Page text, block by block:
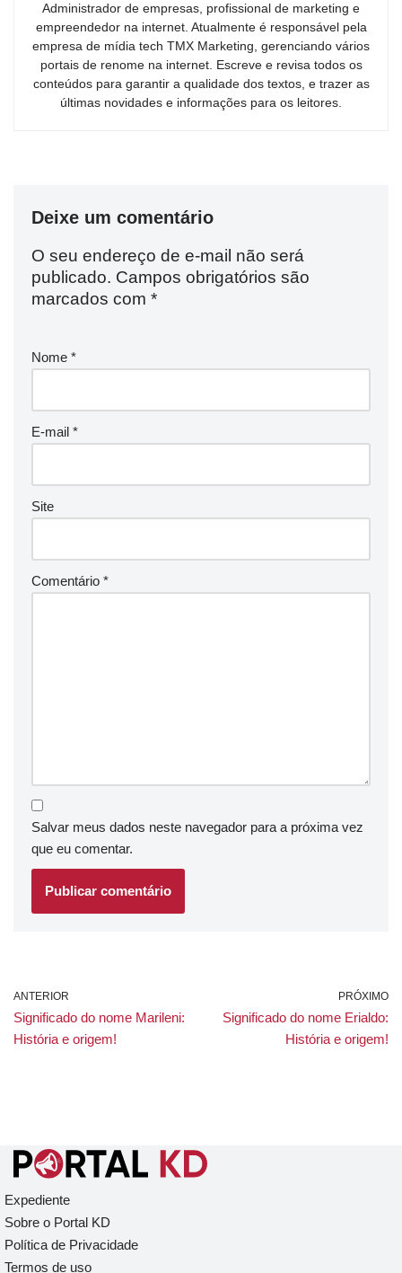
Administrador de empresas, profissional de marketing e
empreendedor na internet. Atualmente é responsável pela
empresa de mídia tech TMX Marketing, gerenciando vários
portais de renome na internet. Escreve e revisa todos os
conteúdos para garantir a qualidade dos textos, e trazer as
últimas novidades e informações para os leitores.
Deixe um comentário
O seu endereço de e-mail não será
publicado. Campos obrigatórios são
marcados com *
Nome *
E-mail *
Site
Comentário *
Salvar meus dados neste navegador para a próxima vez
que eu comentar.
ANTERIOR
Significado do nome Marileni:
História e origem!
PRÓXIMO
Significado do nome Erialdo:
História e origem!
Expediente
Sobre o Portal KD
Política de Privacidade
Termos de uso